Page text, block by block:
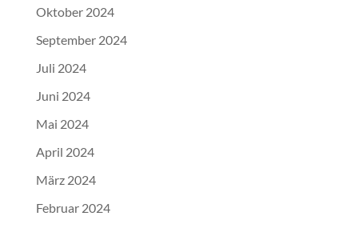
Oktober 2024
September 2024
Juli 2024
Juni 2024
Mai 2024
April 2024
März 2024
Februar 2024